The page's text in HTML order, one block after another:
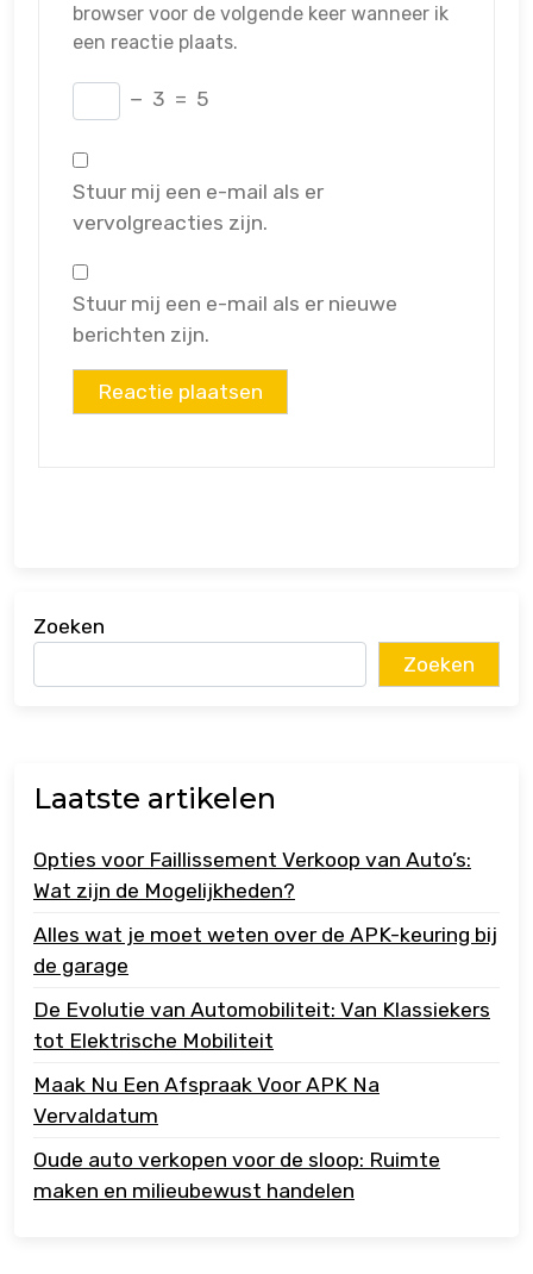
browser voor de volgende keer wanneer ik
een reactie plaats.
− 3 = 5
Stuur mij een e-mail als er
vervolgreacties zijn.
Stuur mij een e-mail als er nieuwe
berichten zijn.
Zoeken
Zoeken
Laatste artikelen
Opties voor Faillissement Verkoop van Auto’s:
Wat zijn de Mogelijkheden?
Alles wat je moet weten over de APK-keuring bij
de garage
De Evolutie van Automobiliteit: Van Klassiekers
tot Elektrische Mobiliteit
Maak Nu Een Afspraak Voor APK Na
Vervaldatum
Oude auto verkopen voor de sloop: Ruimte
maken en milieubewust handelen